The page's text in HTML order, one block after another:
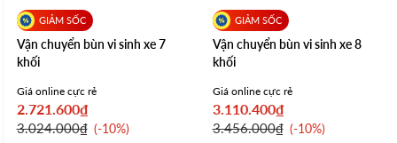
Vận chuyển bùn vi sinh xe 7
khối
Giá online cực rẻ
2.721.600₫
3.024.000₫ -10%
Vận chuyển bùn vi sinh xe 8
khối
Giá online cực rẻ
3.110.400₫
3.456.000₫ -10%